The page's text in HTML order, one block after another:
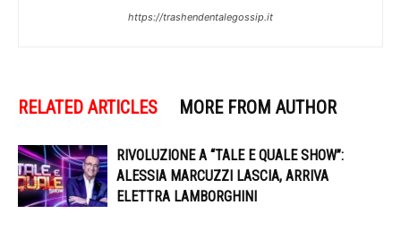
https://trashendentalegossip.it
RELATED ARTICLES MORE FROM AUTHOR
RIVOLUZIONE A “TALE E QUALE SHOW”:
ALESSIA MARCUZZI LASCIA, ARRIVA
ELETTRA LAMBORGHINI